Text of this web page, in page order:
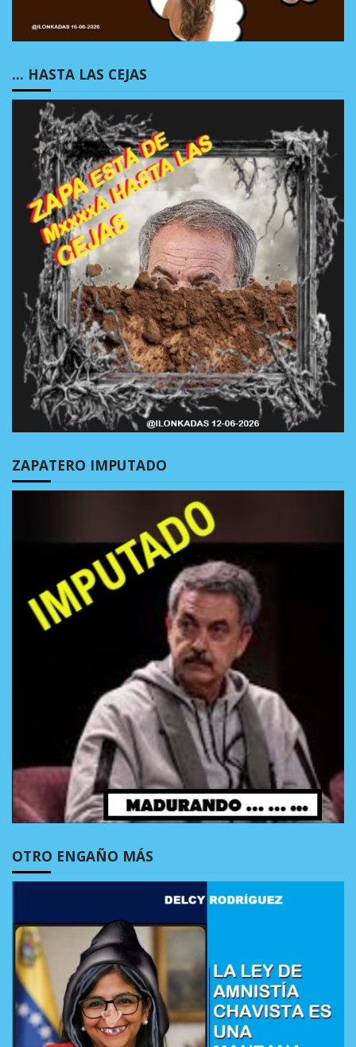
… HASTA LAS CEJAS
ZAPATERO IMPUTADO
OTRO ENGAÑO MÁS